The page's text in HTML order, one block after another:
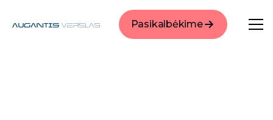
Pasikalbėkime